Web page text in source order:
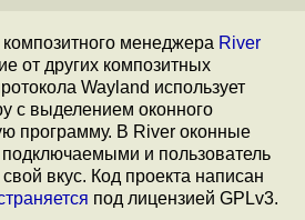
композитного менеджера River
от других композитных
Wayland использует
с выделением оконного
программу. В River оконные
и пользователь
вкус. Код проекта написан
под лицензией GPLv3.